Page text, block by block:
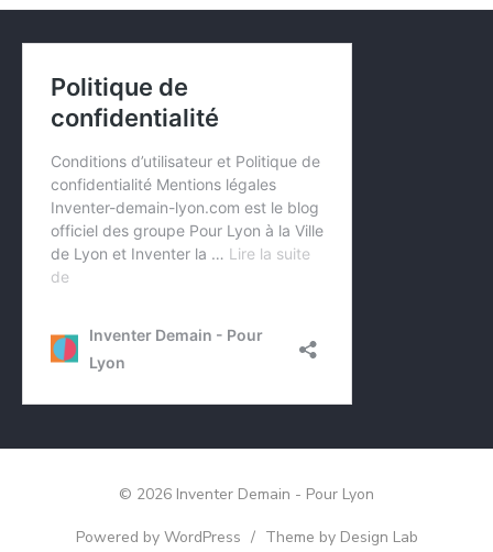
© 2026 Inventer Demain - Pour Lyon
Powered by WordPress / Theme by Design Lab